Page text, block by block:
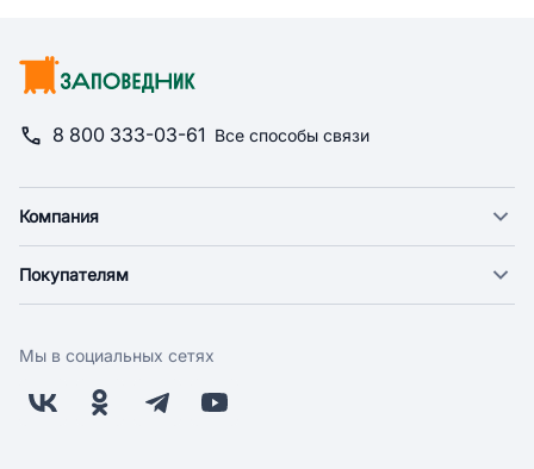
8 800 333-03-61 Все способы связи
Компания
Новости
Поставщикам
Заводчикам
Покупателям
Оплата
Бонусная программа
Мы в социальных сетях